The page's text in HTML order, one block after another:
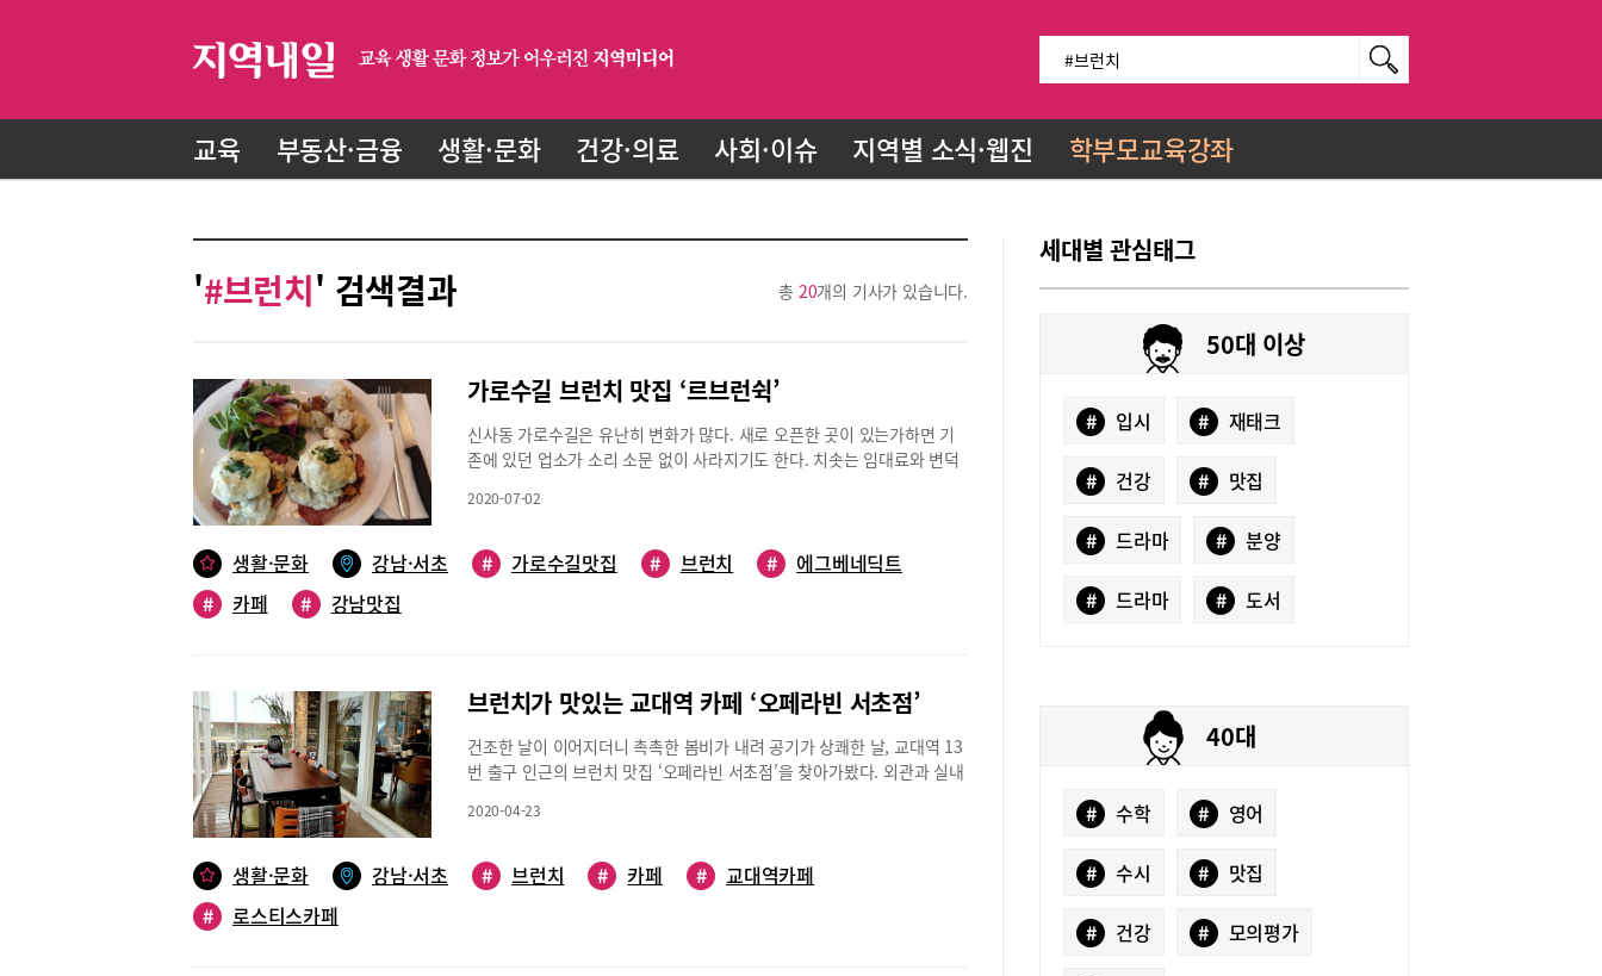
교육 부동산·금융 생활·문화 건강·의료 사회·이슈 지역별 소식·웹진 학부모교육강좌
'#브런치' 검색결과 총 20개의 기사가 있습니다.
가로수길 브런치 맛집 ‘르브런쉭’
신사동 가로수길은 유난히 변화가 많다. 새로 오픈한 곳이 있는가하면 기
존에 있던 업소가 소리 소문 없이 사라지기도 한다. 치솟는 임대료와 변덕
자영업자들을 벼랑 끝으로 내몰고 있다. 그런 와중에서도 오랜 세월 꿋꿋
다.가로수길 브런치 카페의 원조‘브런치를 시크하게 즐기자’는 의미의 ‘르
브런쉭’은 2009년 신사동에 첫발을 내딛었다. ‘브런치’라는 단어가 다소
그 후 두 번의 이전을 거쳐 세 번째로 옮긴 이 장소에서 6년째 운영해오고
있다. 대기업 및 프랜차이즈 브랜드와의 치열한 경쟁 속에서 10년 넘게 자
리를 지켜온 ‘르브런쉭’. 그 비결은 과연 무엇일까.셰프들이 주문도 받고
홀 서빙도 한다?“그 당시엔 퓨전 양식이나 브런치를 먹을 수 있는 캐주얼
한 식당이 거의 없었어요. 때문에 저희야말로 브런치 카페의 원조라 할 수
하면서 격동의 세월을 보냈고요. 그런 상황 속에서 여태껏 살아남을 수 있
었던 것은 변함없는 맛과 정직한 경영철학이 한몫 했으리라 생각합니
2020-07-02
생활·문화 강남·서초 # 가로수길맛집 # 브런치 #
에그베네딕트
#
카페 # 강남맛집
브런치가 맛있는 교대역 카페 ‘오페라빈 서초점’
건조한 날이 이어지더니 촉촉한 봄비가 내려 공기가 상쾌한 날, 교대역 13
번 출구 인근의 브런치 맛집 ‘오페라빈 서초점’을 찾아가봤다. 외관과 실내
런치 모임에도 어울리는 장소이다.테라스 공간에 있는 운치 있는 10인석
또, 스페셜 메뉴로 구성되어 있으며 점심 식사로도 충분하다. ‘리코타치즈
&루꼴라바게트’(11,500원)과 ‘엔초비 파스타’(13,000원)을 주문해봤다.
2020-04-23
생활·문화 강남·서초 # 브런치 # 카페 #
교대역카페
#
로스티스카페
세대별 관심태그
50대 이상
# 입시 # 재태크
# 건강 # 맛집
# 드라마 # 분양
# 드라마 # 도서
40대
# 수학 # 영어
# 수시 # 맛집
# 건강 # 모의평가